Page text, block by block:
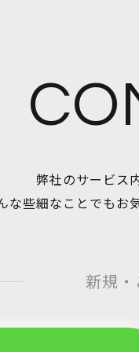
弊社のサービス
な些細なことでもお
新規